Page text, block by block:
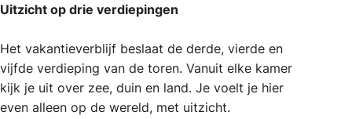
Uitzicht op drie verdiepingen
Het vakantieverblijf beslaat de derde, vierde en
vijfde verdieping van de toren. Vanuit elke kamer
kijk je uit over zee, duin en land. Je voelt je hier
even alleen op de wereld, met uitzicht.